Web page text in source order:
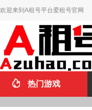
欢迎来到A租号平台爱租号官网
热门游戏